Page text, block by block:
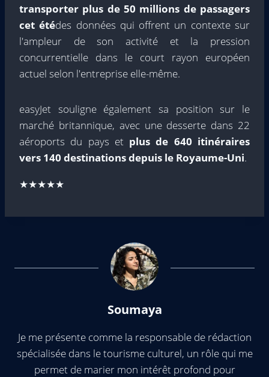
transporter plus de 50 millions de passagers
cet étédes données qui offrent un contexte sur
l'ampleur de son activité et la pression
concurrentielle dans le court rayon européen
actuel selon l'entreprise elle-même.
easyJet souligne également sa position sur le
marché britannique, avec une desserte dans 22
aéroports du pays et plus de 640 itinéraires
vers 140 destinations depuis le Royaume-Uni.
★★★★★
Soumaya
Je me présente comme la responsable de rédaction
spécialisée dans le tourisme culturel, un rôle qui me
permet de marier mon intérêt profond pour